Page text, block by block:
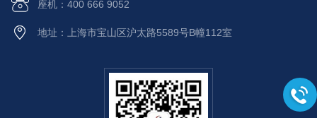
座机：400 666 9052
地址：上海市宝山区沪太路5589号B幢112室